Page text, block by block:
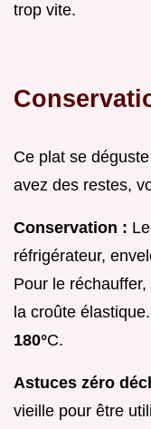
trop vite.
Ce plat se
avez des restes,
Conservation :
réfrigérateur,
Pour le
la croûte
180°C.
Astuces zéro
vieille pour être